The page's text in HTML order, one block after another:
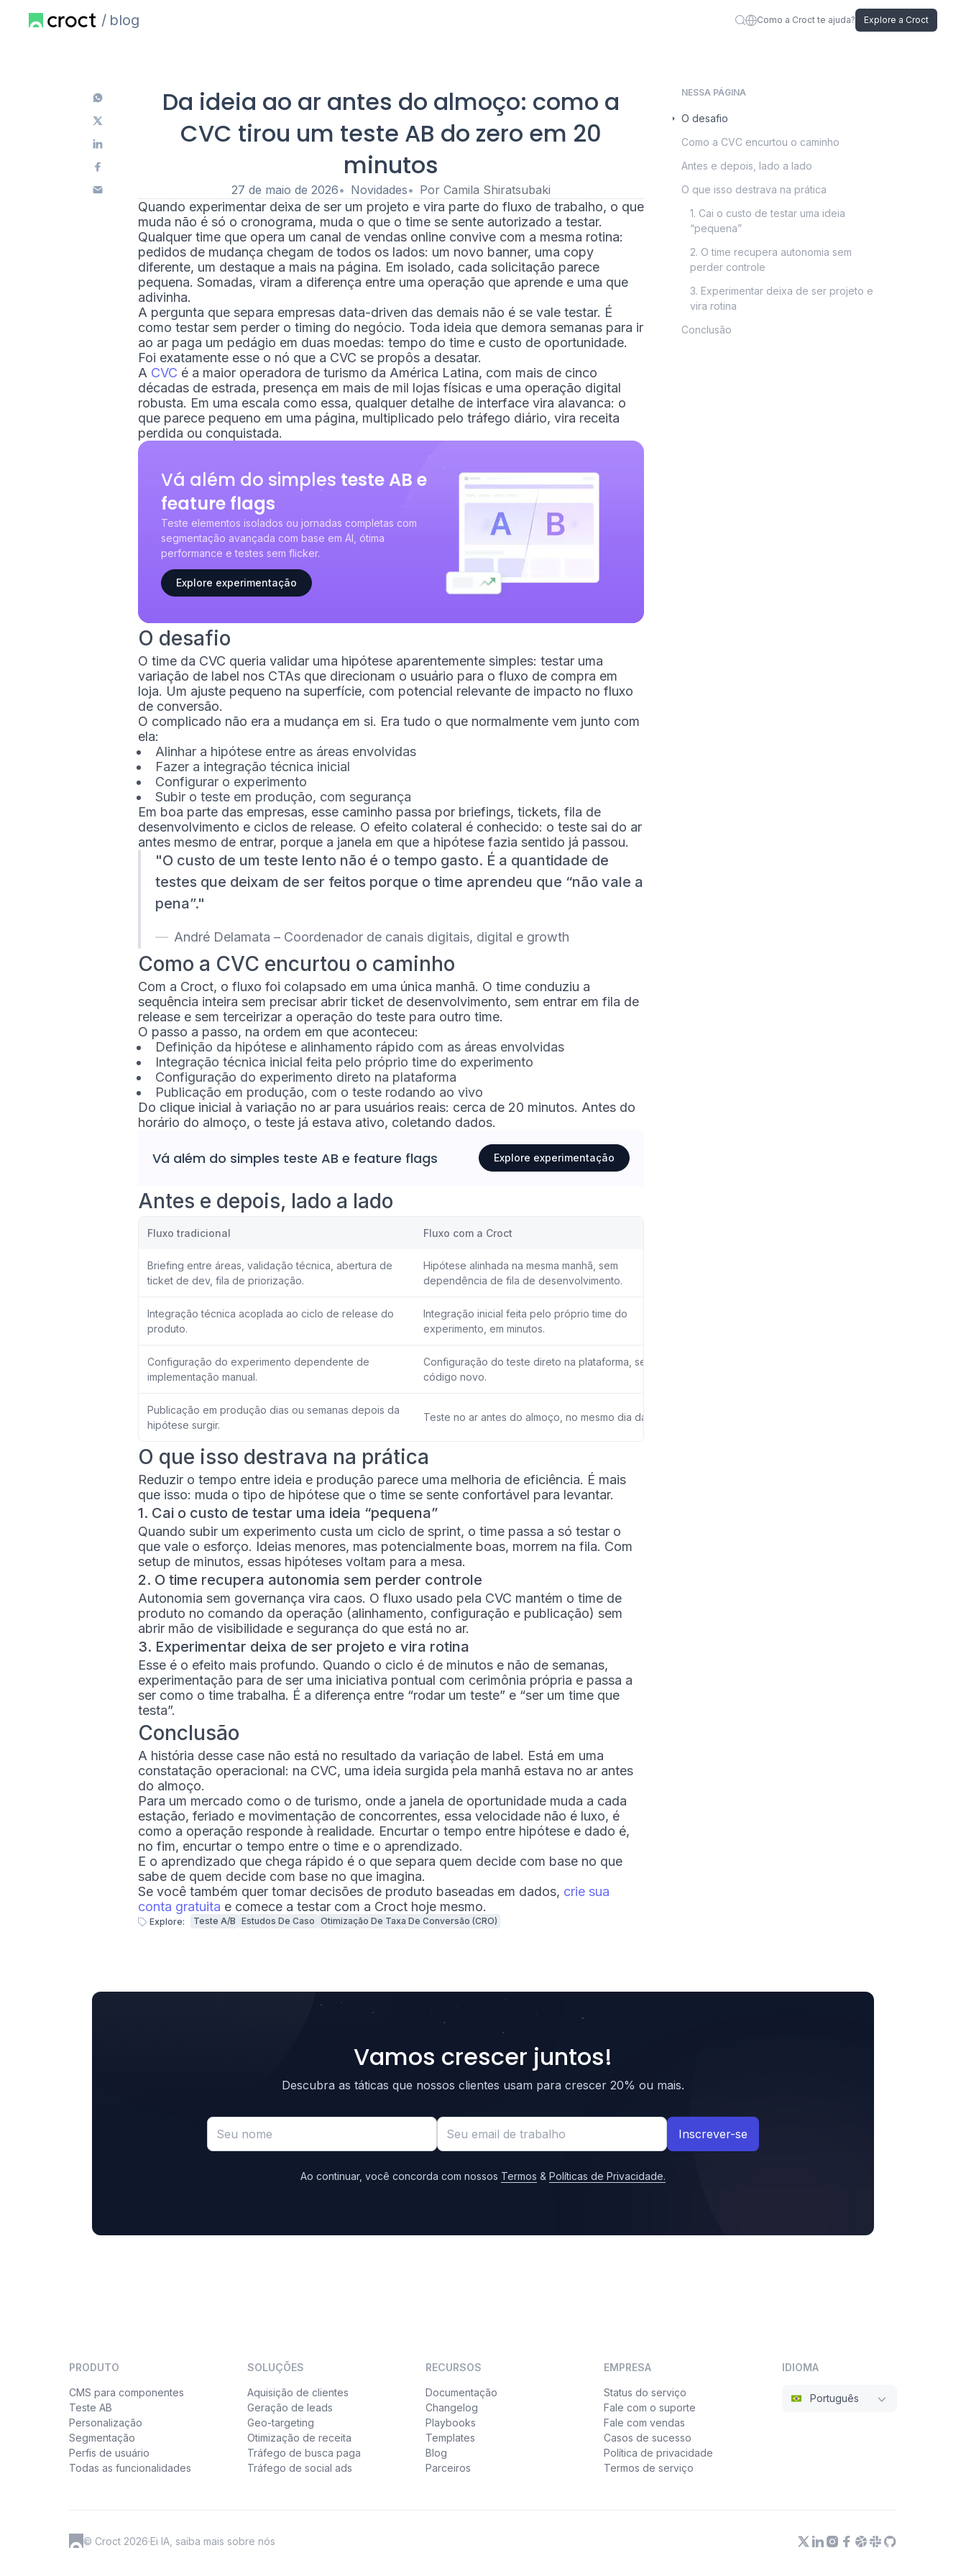
blog Como a Croct te ajuda? Explore a Croct
Da ideia ao ar antes do almoço: como a
CVC tirou um teste AB do zero em 20
minutos
27 de maio de 2026 Novidades Por Camila Shiratsubaki
Quando experimentar deixa de ser um projeto e vira parte do fluxo de trabalho, o que
muda não é só o cronograma, muda o que o time se sente autorizado a testar.
Qualquer time que opera um canal de vendas online convive com a mesma rotina:
pedidos de mudança chegam de todos os lados: um novo banner, uma copy
diferente, um destaque a mais na página. Em isolado, cada solicitação parece
pequena. Somadas, viram a diferença entre uma operação que aprende e uma que
adivinha.
A pergunta que separa empresas data-driven das demais não é se vale testar. É
como testar sem perder o timing do negócio. Toda ideia que demora semanas para ir
ao ar paga um pedágio em duas moedas: tempo do time e custo de oportunidade.
Foi exatamente esse o nó que a CVC se propôs a desatar.
A CVC é a maior operadora de turismo da América Latina, com mais de cinco
décadas de estrada, presença em mais de mil lojas físicas e uma operação digital
robusta. Em uma escala como essa, qualquer detalhe de interface vira alavanca: o
que parece pequeno em uma página, multiplicado pelo tráfego diário, vira receita
perdida ou conquistada.
Vá além do simples teste AB e
feature flags
Teste elementos isolados ou jornadas completas com
segmentação avançada com base em AI, ótima
performance e testes sem flicker.
Explore experimentação
O desafio
O time da CVC queria validar uma hipótese aparentemente simples: testar uma
variação de label nos CTAs que direcionam o usuário para o fluxo de compra em
loja. Um ajuste pequeno na superfície, com potencial relevante de impacto no fluxo
de conversão.
O complicado não era a mudança em si. Era tudo o que normalmente vem junto com
ela:
Alinhar a hipótese entre as áreas envolvidas
Fazer a integração técnica inicial
Configurar o experimento
Subir o teste em produção, com segurança
Em boa parte das empresas, esse caminho passa por briefings, tickets, fila de
desenvolvimento e ciclos de release. O efeito colateral é conhecido: o teste sai do ar
antes mesmo de entrar, porque a janela em que a hipótese fazia sentido já passou.
O custo de um teste lento não é o tempo gasto. É a quantidade de
testes que deixam de ser feitos porque o time aprendeu que “não vale a
pena”.
André Delamata – Coordenador de canais digitais, digital e growth
Como a CVC encurtou o caminho
Com a Croct, o fluxo foi colapsado em uma única manhã. O time conduziu a
sequência inteira sem precisar abrir ticket de desenvolvimento, sem entrar em fila de
release e sem terceirizar a operação do teste para outro time.
O passo a passo, na ordem em que aconteceu:
Definição da hipótese e alinhamento rápido com as áreas envolvidas
Integração técnica inicial feita pelo próprio time do experimento
Configuração do experimento direto na plataforma
Publicação em produção, com o teste rodando ao vivo
Do clique inicial à variação no ar para usuários reais: cerca de 20 minutos. Antes do
horário do almoço, o teste já estava ativo, coletando dados.
Vá além do simples teste AB e feature flags Explore experimentação
Antes e depois, lado a lado
Fluxo tradicional Fluxo com a Croct
Briefing entre áreas, validação técnica, abertura de
ticket de dev, fila de priorização.
Hipótese alinhada na mesma manhã, sem
dependência de fila de desenvolvimento.
Integração técnica acoplada ao ciclo de release do
produto.
Integração inicial feita pelo próprio time do
experimento, em minutos.
Configuração do experimento dependente de
implementação manual.
Configuração do teste direto na plataforma, sem
código novo.
Publicação em produção dias ou semanas depois da
hipótese surgir.
Teste no ar antes do almoço, no mesmo dia da ideia.
O que isso destrava na prática
Reduzir o tempo entre ideia e produção parece uma melhoria de eficiência. É mais
que isso: muda o tipo de hipótese que o time se sente confortável para levantar.
1. Cai o custo de testar uma ideia “pequena”
Quando subir um experimento custa um ciclo de sprint, o time passa a só testar o
que vale o esforço. Ideias menores, mas potencialmente boas, morrem na fila. Com
setup de minutos, essas hipóteses voltam para a mesa.
2. O time recupera autonomia sem perder controle
Autonomia sem governança vira caos. O fluxo usado pela CVC mantém o time de
produto no comando da operação (alinhamento, configuração e publicação) sem
abrir mão de visibilidade e segurança do que está no ar.
3. Experimentar deixa de ser projeto e vira rotina
Esse é o efeito mais profundo. Quando o ciclo é de minutos e não de semanas,
experimentação para de ser uma iniciativa pontual com cerimônia própria e passa a
ser como o time trabalha. É a diferença entre “rodar um teste” e “ser um time que
testa”.
Conclusão
A história desse case não está no resultado da variação de label. Está em uma
constatação operacional: na CVC, uma ideia surgida pela manhã estava no ar antes
do almoço.
Para um mercado como o de turismo, onde a janela de oportunidade muda a cada
estação, feriado e movimentação de concorrentes, essa velocidade não é luxo, é
como a operação responde à realidade. Encurtar o tempo entre hipótese e dado é,
no fim, encurtar o tempo entre o time e o aprendizado.
E o aprendizado que chega rápido é o que separa quem decide com base no que
sabe de quem decide com base no que imagina.
Se você também quer tomar decisões de produto baseadas em dados, crie sua
conta gratuita e comece a testar com a Croct hoje mesmo.
Explore: Teste A/B Estudos De Caso Otimização De Taxa De Conversão (CRO)
NESSA PÁGINA
O desafio
Como a CVC encurtou o caminho
Antes e depois, lado a lado
O que isso destrava na prática
1. Cai o custo de testar uma ideia
“pequena”
2. O time recupera autonomia sem
perder controle
3. Experimentar deixa de ser projeto e
vira rotina
Conclusão
Vamos crescer juntos!
Descubra as táticas que nossos clientes usam para crescer 20% ou mais.
Inscrever-se
Ao continuar, você concorda com nossos Termos & Políticas de Privacidade.
PRODUTO
CMS para componentes
Teste AB
Personalização
Segmentação
Perfis de usuário
Todas as funcionalidades
SOLUÇÕES
Aquisição de clientes
Geração de leads
Geo-targeting
Otimização de receita
Tráfego de busca paga
Tráfego de social ads
RECURSOS
Documentação
Changelog
Playbooks
Templates
Blog
Parceiros
EMPRESA
Status do serviço
Fale com o suporte
Fale com vendas
Casos de sucesso
Política de privacidade
Termos de serviço
IDIOMA
Português
© Croct 2026·Ei IA, saiba mais sobre nós